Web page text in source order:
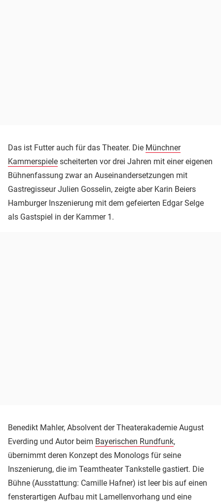
Das ist Futter auch für das Theater. Die Münchner
Kammerspiele scheiterten vor drei Jahren mit einer eigenen
Bühnenfassung zwar an Auseinandersetzungen mit
Gastregisseur Julien Gosselin, zeigte aber Karin Beiers
Hamburger Inszenierung mit dem gefeierten Edgar Selge
als Gastspiel in der Kammer 1.
Benedikt Mahler, Absolvent der Theaterakademie August
Everding und Autor beim Bayerischen Rundfunk,
übernimmt deren Konzept des Monologs für seine
Inszenierung, die im Teamtheater Tankstelle gastiert. Die
Bühne (Ausstattung: Camille Hafner) ist leer bis auf einen
fensterartigen Aufbau mit Lamellenvorhang und eine